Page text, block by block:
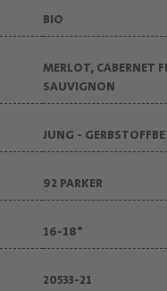
U
N
C
R
BIO
MERLOT, CABERNET
SAUVIGNON
JUNG -
92 PARKER
16-18°
20533-21